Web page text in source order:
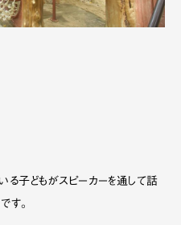
る子どもがスピーカーを通して話
す。